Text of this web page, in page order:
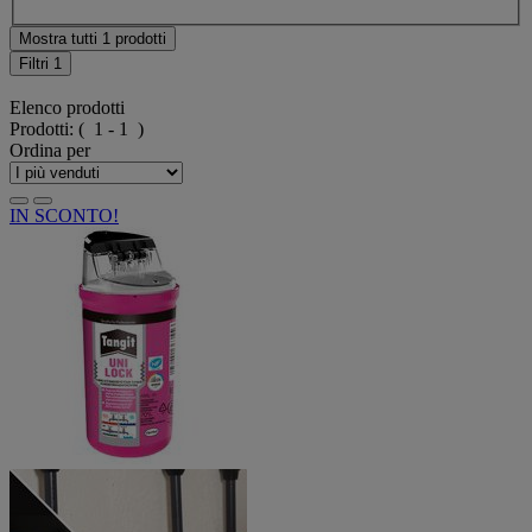
Mostra tutti 1 prodotti
Filtri 1
Elenco prodotti
Prodotti: ( 1 - 1 )
Ordina per
IN SCONTO!